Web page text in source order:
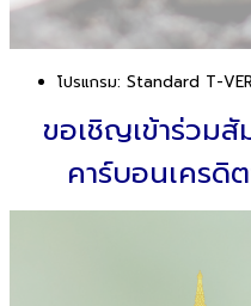
โปรแกรม: Standard T-VER
ขอเชิญเข้าร่วม
คาร์บอนเครดิ